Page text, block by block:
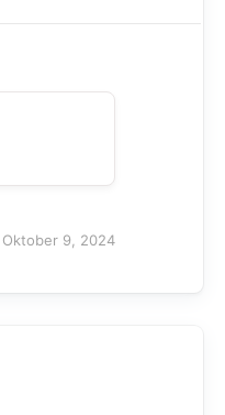
9, 2024